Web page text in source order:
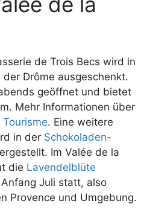
de Trois Becs wird in
Drôme ausgeschenkt.
geöffnet und bietet
Mehr Informationen über
Tourisme. Eine weitere
in der Schokoladen-
Im Valée de la
die Lavendelblüte
Juli statt, also
Provence und Umgebung.